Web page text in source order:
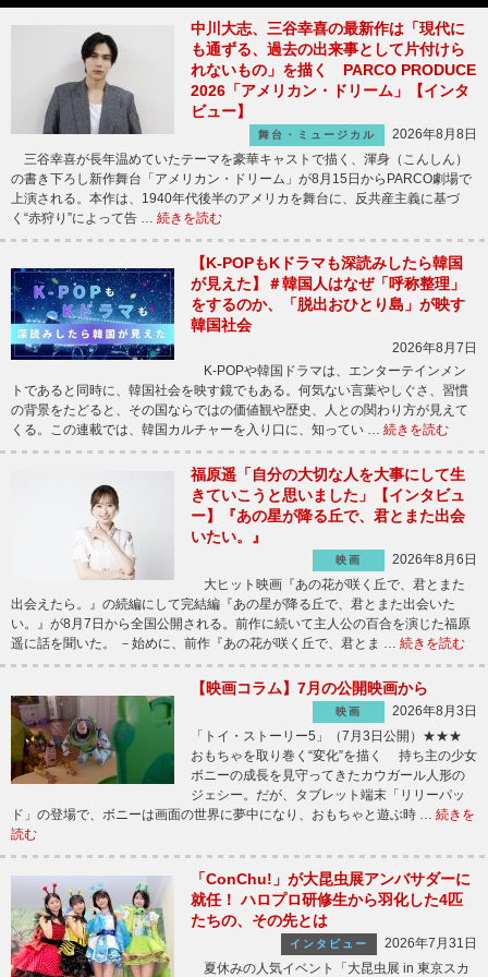
中川大志、三谷幸喜の最新作は「現代に
も通ずる、過去の出来事として片付けら
れないもの」を描く PARCO PRODUCE
2026「アメリカン・ドリーム」【インタ
ビュー】
舞台・ミュージカル
2026年8月8日
三谷幸喜が長年温めていたテーマを豪華キャストで描く、渾身（こんしん）
の書き下ろし新作舞台「アメリカン・ドリーム」が8月15日からPARCO劇場で
上演される。本作は、1940年代後半のアメリカを舞台に、反共産主義に基づ
く“赤狩り”によって告 … 続きを読む
【K-POPもKドラマも深読みしたら韓国
が見えた】＃韓国人はなぜ「呼称整理」
をするのか、「脱出おひとり島」が映す
韓国社会
2026年8月7日
K-POPや韓国ドラマは、エンターテインメン
トであると同時に、韓国社会を映す鏡でもある。何気ない言葉やしぐさ、習慣
の背景をたどると、その国ならではの価値観や歴史、人との関わり方が見えて
くる。この連載では、韓国カルチャーを入り口に、知ってい … 続きを読む
福原遥「自分の大切な人を大事にして生
きていこうと思いました」【インタビュ
ー】『あの星が降る丘で、君とまた出会
いたい。』
映画
2026年8月6日
大ヒット映画『あの花が咲く丘で、君とまた
出会えたら。』の続編にして完結編『あの星が降る丘で、君とまた出会いた
い。』が8月7日から全国公開される。前作に続いて主人公の百合を演じた福原
遥に話を聞いた。 －始めに、前作『あの花が咲く丘で、君とま … 続きを読む
【映画コラム】7月の公開映画から
映画
2026年8月3日
「トイ・ストーリー5」（7月3日公開）★★★
おもちゃを取り巻く“変化”を描く 持ち主の少女
ボニーの成長を見守ってきたカウガール人形の
ジェシー。だが、タブレット端末「リリーパッ
ド」の登場で、ボニーは画面の世界に夢中になり、おもちゃと遊ぶ時 … 続きを
読む
「ConChu!」が大昆虫展アンバサダーに
就任！ ハロプロ研修生から羽化した4匹
たちの、その先とは
インタビュー
2026年7月31日
夏休みの人気イベント「大昆虫展 in 東京スカ